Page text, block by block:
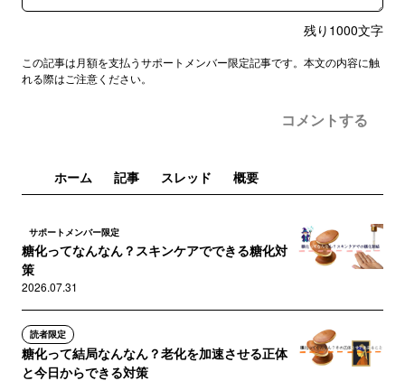
残り 1000文字
この記事は月額を支払うサポートメンバー限定記事です。本文の内容に触
れる際はご注意ください。
コメントする
ホーム 記事 スレッド 概要
サポートメンバー限定
糖化ってなんなん？スキンケアでできる糖化対
策
2026.07.31
読者限定
糖化って結局なんなん？老化を加速させる正体
と今日からできる対策